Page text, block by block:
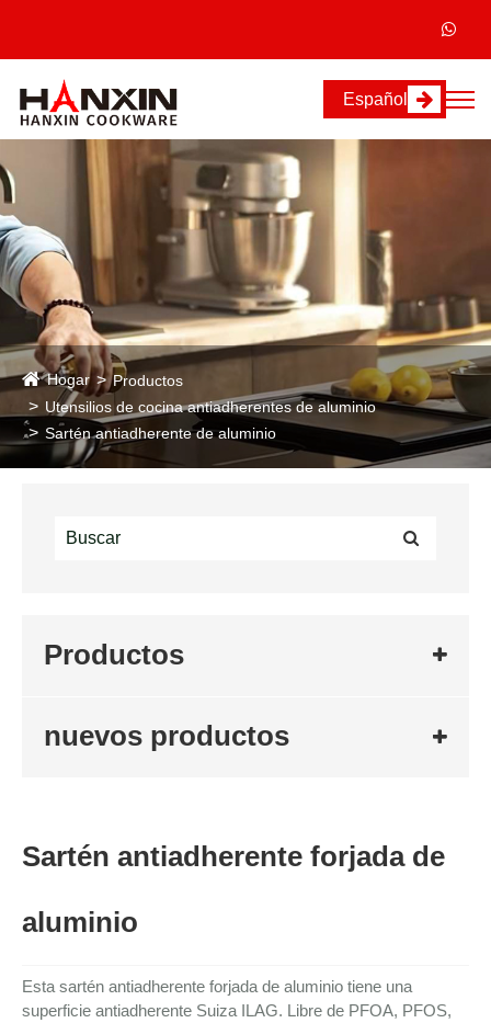
Español
Hogar
Productos
Utensilios de cocina antiadherentes de aluminio
Sartén antiadherente de aluminio
Productos
nuevos productos
Sartén antiadherente forjada de
aluminio
Esta sartén antiadherente forjada de aluminio tiene una
superficie antiadherente Suiza ILAG. Libre de PFOA, PFOS,